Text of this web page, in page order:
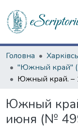
Головна
Южный
июня (№